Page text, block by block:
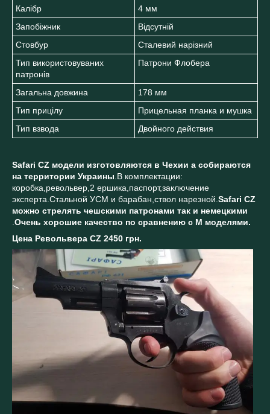
Калібр
4 мм
Запобіжник
Відсутній
Стовбур
Сталевий нарізний
Тип використовуваних
патронів
Патрони Флобера
Загальна довжина
178 мм
Тип прицілу
Прицельная планка и мушка
Тип взвода
Двойного действия
Safari CZ модели изготовляются в Чехии а собираются
на территории Украины .В комплектации:
коробка,револьвер,2 ершика,паспорт,заключение
эксперта.Стальной УСМ и барабан,ствол нарезной. Safari CZ
можно стрелять чешскими патронами так и немецкими
Очень хорошие качество по сравнению с М моделями.
Цена Револьвера CZ 2450 грн.